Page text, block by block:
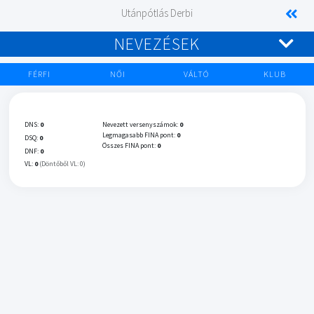
Utánpótlás Derbi
NEVEZÉSEK
FÉRFI NŐI VÁLTÓ KLUB
DNS: 0
DSQ: 0
DNF: 0
VL: 0 (Döntőből VL: 0)
Nevezett versenyszámok: 0
Legmagasabb FINA pont: 0
Összes FINA pont: 0